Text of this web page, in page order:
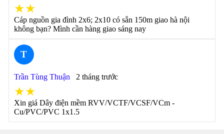
★★
Cáp nguồn gia đình 2x6; 2x10 có sẵn 150m giao hà nội
không bạn? Mình cần hàng giao sáng nay
T
Trần Tùng Thuận 2 tháng trước
★★
Xin giá Dây điện mềm RVV/VCTF/VCSF/VCm -
Cu/PVC/PVC 1x1.5